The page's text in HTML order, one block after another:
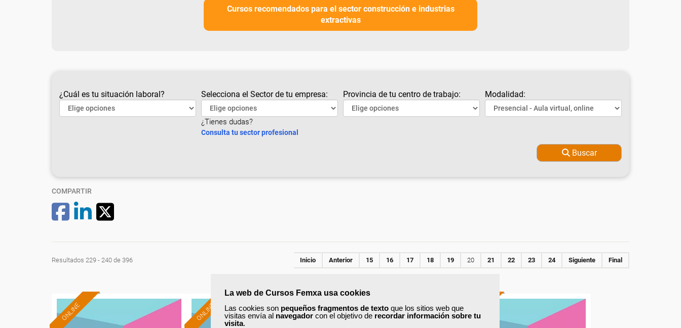
La web de Cursos Femxa usa cookies
Las cookies son pequeños fragmentos de texto que los sitios web que
visitas envía al navegador con el objetivo de recordar información sobre tu
visita.
Cursos recomendados para el sector construcción e industrias
extractivas
¿Cuál es tu situación laboral? Selecciona el Sector de tu empresa:
¿Tienes dudas?
Consulta tu sector profesional
Provincia de tu centro de trabajo: Modalidad:
Buscar
COMPARTIR
Resultados 229 - 240 de 396 Inicio Anterior 15 16 17 18 19 20 21 22 23 24 Siguiente Final
ONLINE ONLINE ONLINE ONLINE